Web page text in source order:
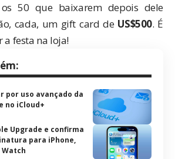
50 que baixarem depois dele
cada, um gift card de US$500. É
a festa na loja!
por uso avançado da
no iCloud+
Upgrade e confirma
para iPhone,
Watch